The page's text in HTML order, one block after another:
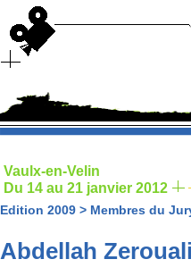
Vaulx-en-Velin
Du 14 au 21 janvier 2012
Edition 2009 > Membres du
Abdellah